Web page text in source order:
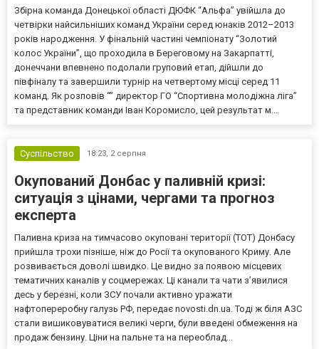
Збірна команда Донецької області ДЮФК “Альфа” увійшла до
четвірки найсильніших команд України серед юнаків 2012–2013
років народження. У фінальній частині чемпіонату “Золотий
колос України”, що проходила в Береговому на Закарпатті,
донеччани впевнено подолали груповий етап, дійшли до
півфіналу та завершили турнір на четвертому місці серед 11
команд. Як розповів “” директор ГО “Спортивна молодіжна ліга”
та представник команди Іван Коромисло, цей результат м...
Суспільство 18:23, 2 серпня
Окупований Донбас у паливній кризі:
ситуація з цінами, чергами та прогноз
експерта
Паливна криза на тимчасово окуповані території (ТОТ) Донбасу
прийшла трохи пізніше, ніж до Росії та окупованого Криму. Але
розвивається доволі швидко. Це видно за появою місцевих
тематичних каналів у соцмережах. Ці канали та чати з’явилися
десь у березні, коли ЗСУ почали активно уражати
нафтопереробну галузь РФ, передає novosti.dn.ua. Тоді ж біля АЗС
стали вишиковуватися великі черги, були введені обмеження на
продаж бензину. Ціни на пальне та на переоблад...